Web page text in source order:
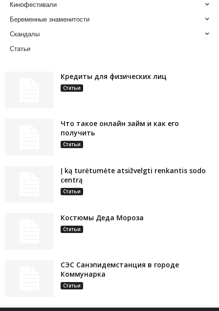
Кинофестивали
Беременные знаменитости
Скандалы
Статьи
Кредиты для физических лиц
Статьи
Что такое онлайн займ и как его
получить
Статьи
Į ką turėtumėte atsižvelgti renkantis sodo
centrą
Статьи
Костюмы Деда Мороза
Статьи
СЭС Санэпидемстанция в городе
Коммунарка
Статьи